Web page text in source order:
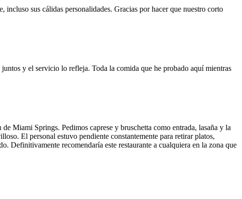
sus cálidas personalidades. Gracias por hacer que nuestro corto
y el servicio lo refleja. Toda la comida que he probado aquí mientras
Miami Springs. Pedimos caprese y bruschetta como entrada, lasaña y la
El personal estuvo pendiente constantemente para retirar platos,
Definitivamente recomendaría este restaurante a cualquiera en la zona que